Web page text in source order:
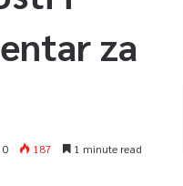
za
0 187 1 minute read